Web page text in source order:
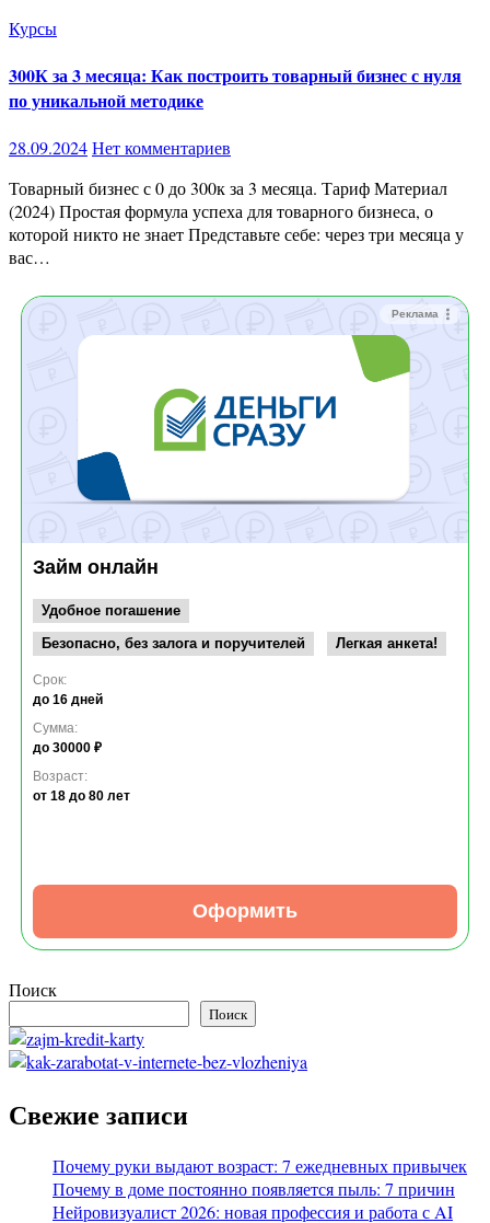
Курсы
300К за 3 месяца: Как построить товарный бизнес с нуля
по уникальной методике
28.09.2024Нет комментариев
Товарный бизнес с 0 до 300к за 3 месяца. Тариф Материал
(2024) Простая формула успеха для товарного бизнеса, о
которой никто не знает Представьте себе: через три месяца у
вас…
Реклама
Займ онлайн
Удобное погашение
Безопасно, без залога и поручителей
Легкая анкета!
Срок:
до 16 дней
Сумма:
до 30000 ₽
Возраст:
от 18 до 80 лет
Оформить
Поиск
Поиск
Свежие записи
Почему руки выдают возраст: 7 ежедневных привычек
Почему в доме постоянно появляется пыль: 7 причин
Нейровизуалист 2026: новая профессия и работа с AI